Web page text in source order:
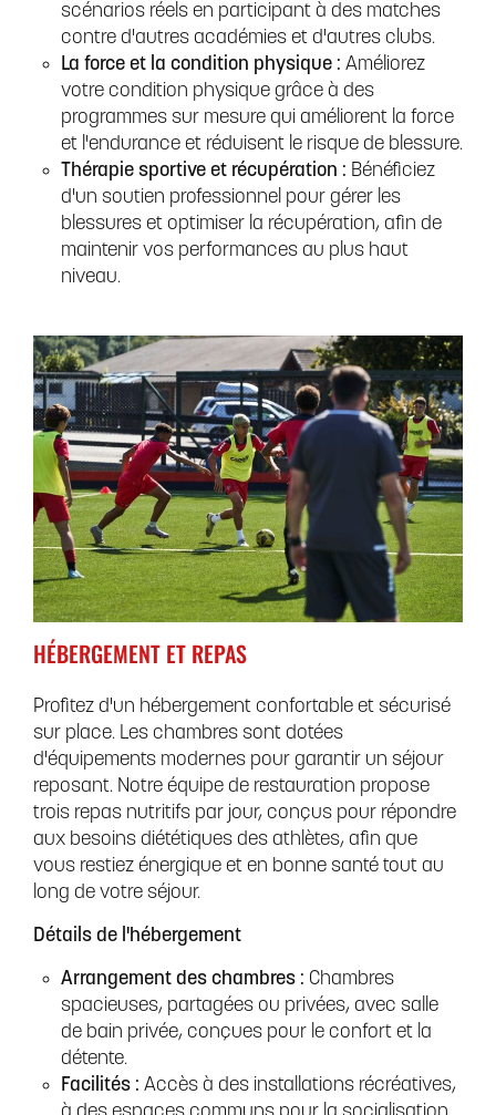
scénarios réels en participant à des matches
contre d'autres académies et d'autres clubs.
La force et la condition physique : Améliorez
votre condition physique grâce à des
programmes sur mesure qui améliorent la force
et l'endurance et réduisent le risque de blessure.
Thérapie sportive et récupération : Bénéficiez
d'un soutien professionnel pour gérer les
blessures et optimiser la récupération, afin de
maintenir vos performances au plus haut
niveau.
HÉBERGEMENT ET REPAS
Profitez d'un hébergement confortable et sécurisé
sur place. Les chambres sont dotées
d'équipements modernes pour garantir un séjour
reposant. Notre équipe de restauration propose
trois repas nutritifs par jour, conçus pour répondre
aux besoins diététiques des athlètes, afin que
vous restiez énergique et en bonne santé tout au
long de votre séjour.
Détails de l'hébergement
Arrangement des chambres : Chambres
spacieuses, partagées ou privées, avec salle
de bain privée, conçues pour le confort et la
détente.
Facilités : Accès à des installations récréatives,